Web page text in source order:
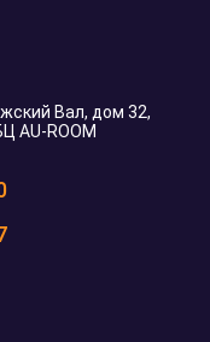
Вал, дом 32,
AU-ROOM